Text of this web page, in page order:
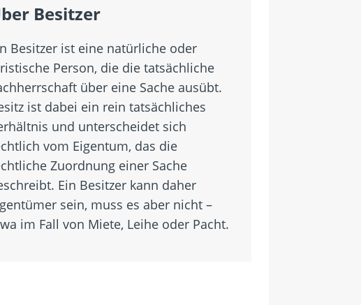
Besitzer
Besitzer ist eine natürliche oder
Person, die die tatsächliche
über eine Sache ausübt.
ist dabei ein rein tatsächliches
und unterscheidet sich
vom Eigentum, das die
Zuordnung einer Sache
Ein Besitzer kann daher
sein, muss es aber nicht –
im Fall von Miete, Leihe oder Pacht.